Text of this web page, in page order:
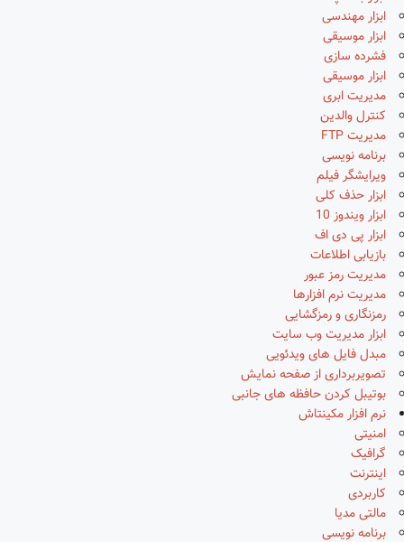
ابزار مهندسی
ابزار موسیقی
فشرده سازی
ابزار موسیقی
مدیریت ابری
کنترل والدین
مدیریت FTP
برنامه نویسی
ویرایشگر فیلم
ابزار حذف کلی
ابزار ویندوز 10
ابزار پی دی اف
بازیابی اطلاعات
مدیریت رمز عبور
مدیریت نرم افزارها
رمزنگاری و رمزگشایی
ابزار مدیریت وب سایت
مبدل فایل های ویدئویی
تصویربرداری از صفحه نمایش
بوتیبل کردن حافظه های جانبی
نرم افزار مکینتاش
امنیتی
گرافیک
اینترنت
کاربردی
مالتی مدیا
برنامه نویسی